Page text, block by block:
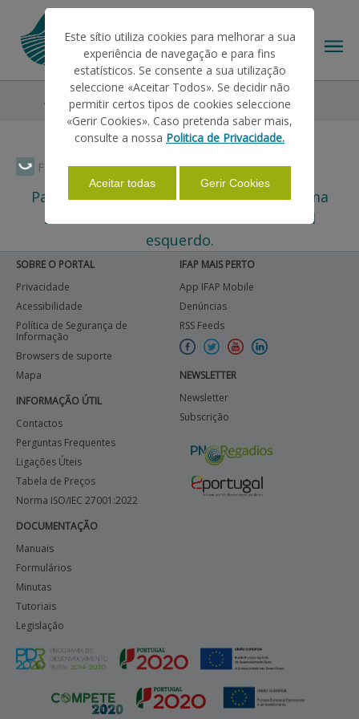
Faça Swipe para ver o menu
O IFAP
AJUDAS/APOIOS
INFORMAÇÕES
ESTATÍSTICAS
PAGAMENTOS
APOIO AO BENEFICIÁRIO
Entrar / Registar
Ajudas/Apoios Outras Ajudas Seguros
Para assuntos relacionados com este tema
selecione um dos itens no menu lateral
esquerdo.
SOBRE O PORTAL
Privacidade
Acessibilidade
Política de Segurança de
Informação
Browsers de suporte
Mapa
INFORMAÇÃO ÚTIL
Contactos
Perguntas Frequentes
Ligações Úteis
Tabela de Preços
Norma ISO/IEC 27001:2022
DOCUMENTAÇÃO
Manuais
Formulários
Minutas
Tutoriais
Legislação
IFAP MAIS PERTO
App IFAP Mobile
Denúncias
RSS Feeds
NEWSLETTER
Newsletter
Subscrição
Este sítio utiliza cookies para melhorar a sua
experiência de navegação e para fins
estatísticos. Se consente a sua utilização
seleccione «Aceitar Todos». Se decidir não
permitir certos tipos de cookies seleccione
«Gerir Cookies». Caso pretenda saber mais,
consulte a nossa Politica de Privacidade.
Aceitar todas Gerir Cookies